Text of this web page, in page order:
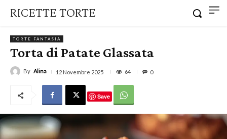
RICETTE TORTE
TORTE FANTASIA
Torta di Patate Glassata
By Alina 12 Novembre 2025 64 0
Save